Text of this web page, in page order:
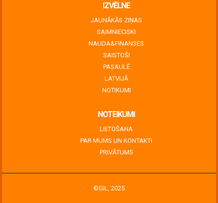
IZVĒLNE
JAUNĀKĀS ZIŅAS
SAIMNIECISKI
NAUDA&FINANSES
SAISTOŠI
PASAULĒ
LATVIJĀ
NOTIKUMI
NOTEIKUMI
LIETOŠANA
PAR MUMS UN KONTAKTI
PRIVĀTUMS
©GIL, 2025